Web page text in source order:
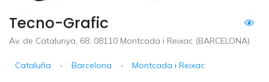
Tecno-Grafic
Av. de Catalunya, 68, 08110 Montcada i Reixac (BARCELONA)
Cataluña - Barcelona - Montcada i Reixac